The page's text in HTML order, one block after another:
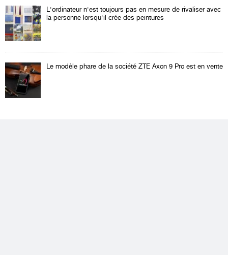
L'ordinateur n'est toujours pas en mesure de rivaliser avec
la personne lorsqu'il crée des peintures
Le modèle phare de la société ZTE Axon 9 Pro est en vente